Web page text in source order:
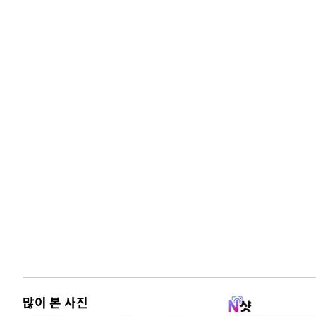
많이 본 사진